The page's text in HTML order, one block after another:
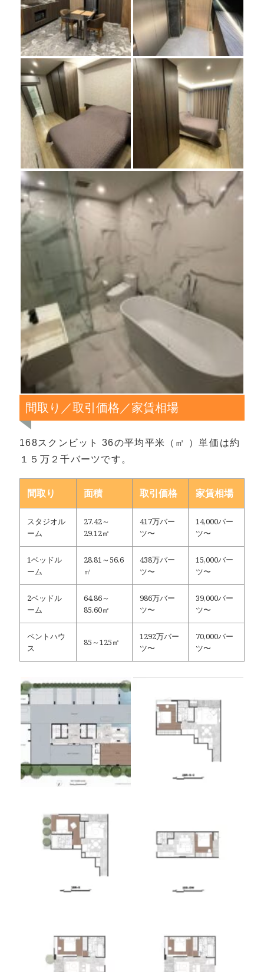
間取り／取引価格／家賃相場
168スクンビット 36の平均平米（㎡ ）単価は約
１５万２千バーツです。
間取り 面積 取引価格 家賃相場
スタジオル
ーム
27.42～
29.12㎡
417万バー
ツ〜
14,000バー
ツ〜
1ベッドル
ーム
28.81～56.6
㎡
438万バー
ツ〜
15,000バー
ツ〜
2ベッドル
ーム
64.86～
85.60㎡
986万バー
ツ〜
39,000バー
ツ〜
ペントハウ
ス
85～125㎡
1292万バー
ツ〜
70,000バー
ツ〜